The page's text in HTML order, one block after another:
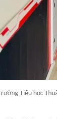
Tiểu học